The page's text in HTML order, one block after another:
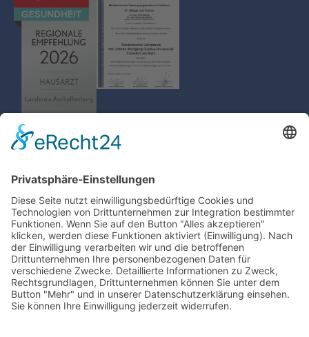
MVZ Goldbach
Dr. Mützel und Partner
Aschaffstr. 1
63773 Goldbach
06021 - 598030
post(at)mvz-
goldbach.de